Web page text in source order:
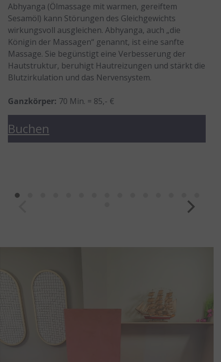
Abhyanga (Ölmassage mit warmen, gereiftem
Sesamöl) kann Störungen des Gleichgewichts
wirkungsvoll ausgleichen. Abhyanga, auch „die
Königin der Massagen“ genannt, ist eine sanfte
Massage. Sie begünstigt eine Verbesserung der
Hautstruktur, beruhigt Hautreizungen und stärkt die
Blutzirkulation und das Nervensystem.
Ganzkörper: 70 Min. = 85,- €
Buchen